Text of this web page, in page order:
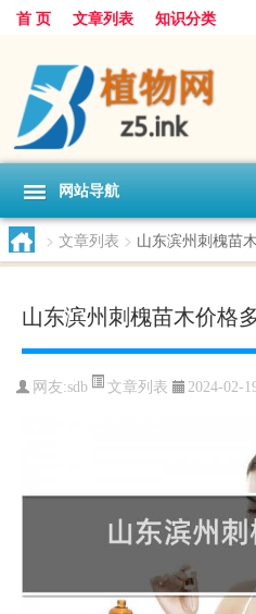
首 页 文章列表 知识分类
网站导航
> 文章列表 > 山东滨州刺槐苗
山东滨州刺槐苗木价格
网友:sdb 文章列表 2024-02-